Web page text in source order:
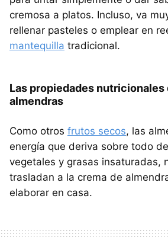
cremosa a platos. Incluso, va
rellenar pasteles o emplear en
mantequilla tradicional.
Las propiedades nutricionales
almendras
Como otros frutos secos, las
energía que deriva sobre todo
vegetales y grasas insaturadas,
trasladan a la crema de
elaborar en casa.